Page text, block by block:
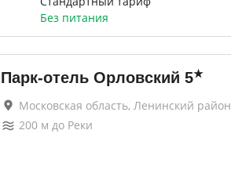
Без питания
Парк-отель Орловский 5★
Московская область, Ленинский район
200м до Реки